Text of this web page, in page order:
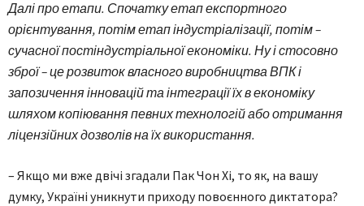
Далі про етапи. Спочатку етап експортного
орієнтування, потім етап індустріалізації, потім –
сучасної постіндустріальної економіки. Ну і стосовно
зброї – це розвиток власного виробництва ВПК і
запозичення інновацій та інтеграції їх в економіку
шляхом копіювання певних технологій або отримання
ліцензійних дозволів на їх використання.
– Якщо ми вже двічі згадали Пак Чон Хі, то як, на вашу
думку, Україні уникнути приходу повоєнного диктатора?